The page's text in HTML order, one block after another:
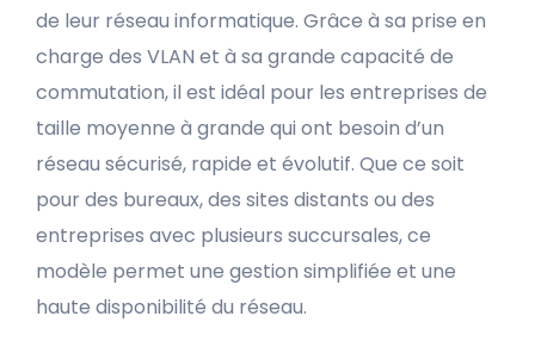
de leur réseau informatique. Grâce à sa prise en
charge des VLAN et à sa grande capacité de
commutation, il est idéal pour les entreprises de
taille moyenne à grande qui ont besoin d’un
réseau sécurisé, rapide et évolutif. Que ce soit
pour des bureaux, des sites distants ou des
entreprises avec plusieurs succursales, ce
modèle permet une gestion simplifiée et une
haute disponibilité du réseau.